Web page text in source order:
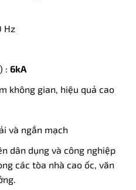
Hz
: 6kA
không gian, hiệu quả cao
và ngắn mạch
dân dụng và công nghiệp
các tòa nhà cao ốc, văn